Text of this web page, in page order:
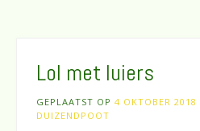
Lol met luiers
GEPLAATST OP 4 OKTOBER 2018
DUIZENDPOOT